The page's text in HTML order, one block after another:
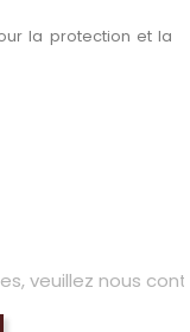
la protection et la
veuillez nous